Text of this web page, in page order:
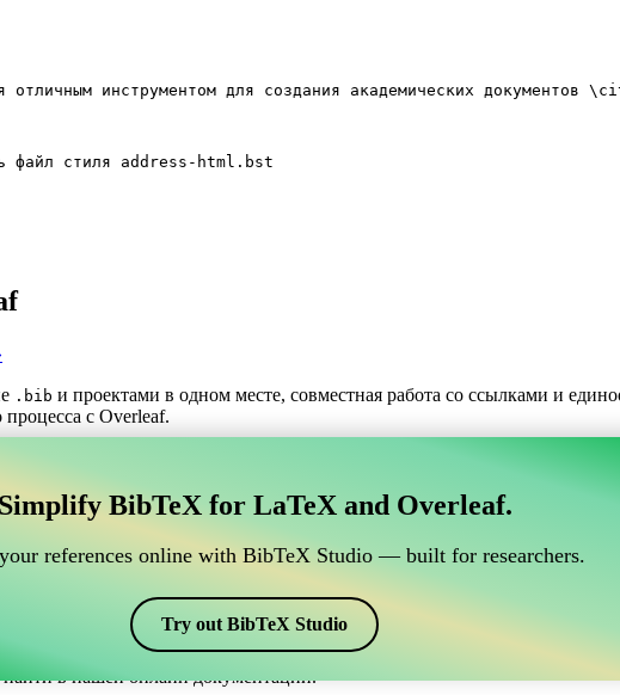
инструментом для создания академических документов
файл стиля address-html.bst
.bib и проектами в одном месте, совместная работа со ссылками и
с Overleaf.
для управления вашими ссылками BibTeX,
инструмент для управления вашими ссылками BibTeX, который
ссылками, цитатами и библиографией в Overleaf, CiteDrive может
актуальность записей BibTeX в вашем проекте Overleaf.
и цитат в различных стилях, включая address-html. Так что если вы
в нашей онлайн документации.
Simplify BibTeX for LaTeX and Overleaf.
references online with BibTeX Studio — built for researchers.
Try out BibTeX Studio